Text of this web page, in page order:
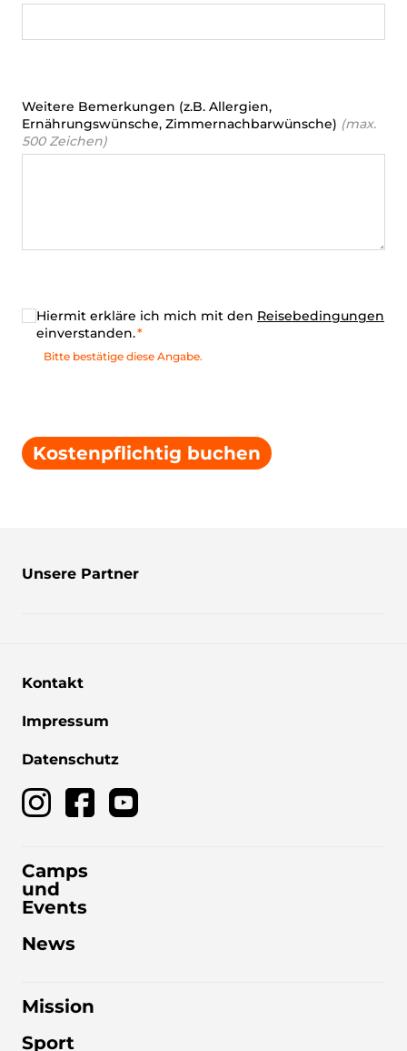
Weitere Bemerkungen (z.B. Allergien,
Ernährungswünsche, Zimmernachbarwünsche) (max.
500 Zeichen)
Hiermit erkläre ich mich mit den Reisebedingungen
einverstanden.
Bitte bestätige diese Angabe.
Kostenpflichtig buchen
Unsere Partner
Kontakt
Impressum
Datenschutz
Camps
und
Events
News
Mission
Sport